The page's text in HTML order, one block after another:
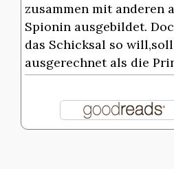
zusammen mit anderen
Spionin ausgebildet.
das Schicksal so
ausgerechnet als die